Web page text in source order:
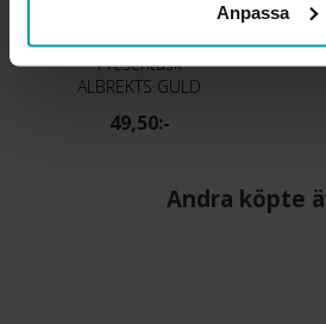
Anpassa
Presentask
ALBREKTS GULD
49,50:-
Andra köpte